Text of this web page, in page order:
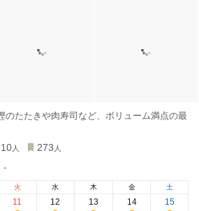
のたたきや肉寿司など、ボリューム満点の最
10 人 273 人
-
火
11
水
12
木
13
金
14
土
15